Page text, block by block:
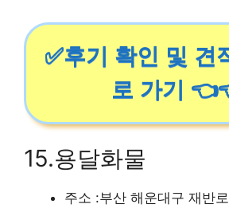
✅후기 확인 및 견
로 가기
15.용달화물
주소 :부산 해운대구 재반